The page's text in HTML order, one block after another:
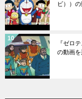
ビ））
『ゼロ
の動画を